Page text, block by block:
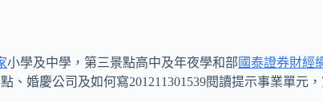
小學及中學，第三景點高中及年夜學和部 國泰證券財經
、婚慶公司及如何寫201211301539閱讀提示事業單